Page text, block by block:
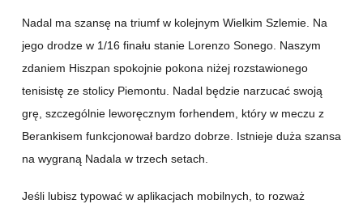
Nadal ma szansę na triumf w kolejnym Wielkim Szlemie. Na
jego drodze w 1/16 finału stanie Lorenzo Sonego. Naszym
zdaniem Hiszpan spokojnie pokona niżej rozstawionego
tenisistę ze stolicy Piemontu. Nadal będzie narzucać swoją
grę, szczególnie leworęcznym forhendem, który w meczu z
Berankisem funkcjonował bardzo dobrze. Istnieje duża szansa
na wygraną Nadala w trzech setach.
Jeśli lubisz typować w aplikacjach mobilnych, to rozważ